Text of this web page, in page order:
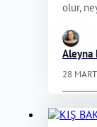
olur,
Aleyna
28